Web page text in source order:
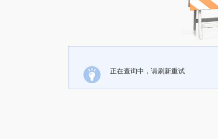
正在查询中，请刷新重试